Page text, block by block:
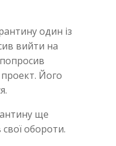
один із
вийти на
Його
ще
обороти.